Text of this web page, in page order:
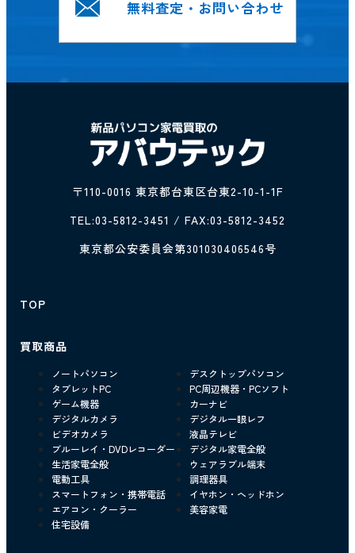
無料査定・お問い合わせ
〒110-0016 東京都台東区台東2-10-1-1F
TEL:03-5812-3451 / FAX:03-5812-3452
東京都公安委員会第301030406546号
TOP
買取商品
ノートパソコン
デスクトップパソコン
タブレットPC
PC周辺機器・PCソフト
ゲーム機器
カーナビ
デジタルカメラ
デジタル一眼レフ
ビデオカメラ
液晶テレビ
ブルーレイ・DVDレコーダー
デジタル家電全般
生活家電全般
ウェアラブル端末
電動工具
調理器具
スマートフォン・携帯電話
イヤホン・ヘッドホン
エアコン・クーラー
美容家電
住宅設備